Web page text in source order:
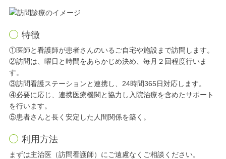
特徴
①医師と看護師が患者さんのいるご自宅や施設まで訪問します。
②訪問は、曜日と時間をあらかじめ決め、毎月２回程度行いま
す。
③訪問看護ステーションと連携し、24時間365日対応します。
④必要に応じ、連携医療機関と協力し入院治療を含めたサポート
を行います。
⑤患者さんと長く安定した人間関係を築く。
利用方法
まずは主治医（訪問看護師）にご遠慮なくご相談ください。